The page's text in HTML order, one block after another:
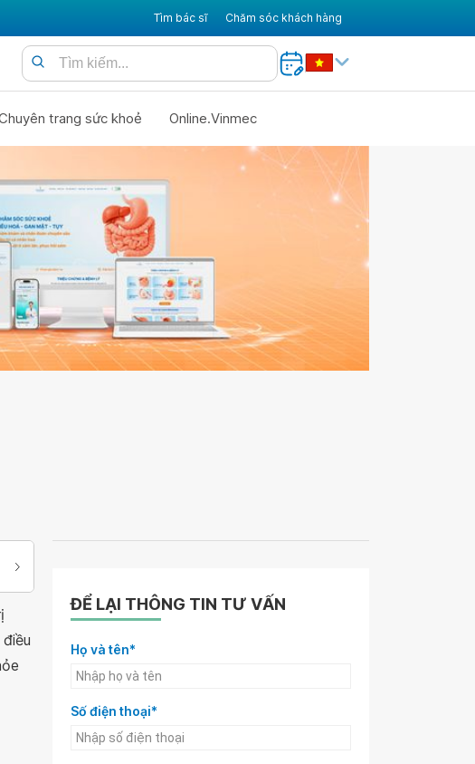
Tìm bác sĩ Chăm sóc khách hàng
trang sức khoẻ Online.Vinmec
ĐỂ LẠI THÔNG TIN TƯ VẤN
Họ và tên*
Số điện thoại*